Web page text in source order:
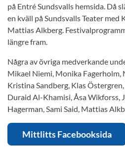
på Entré Sundsvalls hemsida. Då
en kväll på Sundsvalls Teater med
Mattias Alkberg.
längre fram.
Några av övriga medverkande
Mikael Niemi, Monika Fagerholm,
Kristina Sandberg, Klas
Duraid Al-Khamisi, Åsa Wikforss,
Hagerman, Sami Said, Mattias
Mittlitts Facebooksida